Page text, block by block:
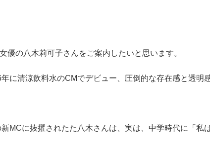
優の八木莉可子さんをご案内したいと思います。
に清涼飲料水のCMでデビュー、圧倒的な存在感と透明
MCに抜擢されたた八木さんは、実は、中学時代に「私